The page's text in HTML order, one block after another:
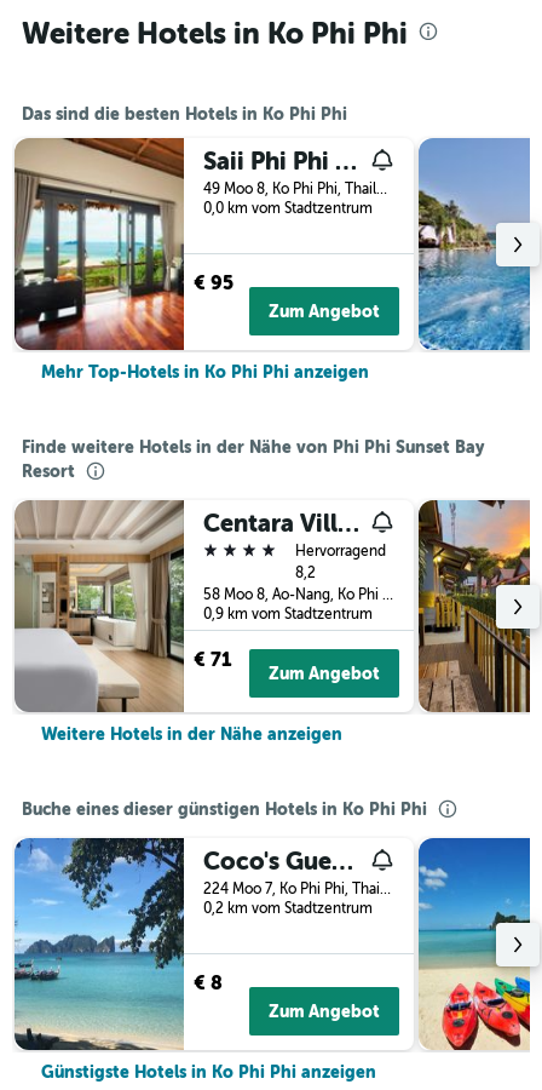
Weitere Hotels in Ko Phi Phi
Das sind die besten Hotels in Ko Phi Phi
Saii Phi Phi Island Village
49 Moo 8, Ko Phi Phi, Thailand
0,0 km vom Stadtzentrum
€ 95
Zum Angebot
Mehr Top-Hotels in Ko Phi Phi anzeigen
Finde weitere Hotels in der Nähe von Phi Phi Sunset Bay
Resort
Centara Villas Phi Phi Island
4 Sterne
Hervorragend
8,2
58 Moo 8, Ao-Nang, Ko Phi Phi, Thailand
0,9 km vom Stadtzentrum
€ 71
Zum Angebot
Weitere Hotels in der Nähe anzeigen
Buche eines dieser günstigen Hotels in Ko Phi Phi
Coco's Guesthouse
224 Moo 7, Ko Phi Phi, Thailand
0,2 km vom Stadtzentrum
€ 8
Zum Angebot
Günstigste Hotels in Ko Phi Phi anzeigen